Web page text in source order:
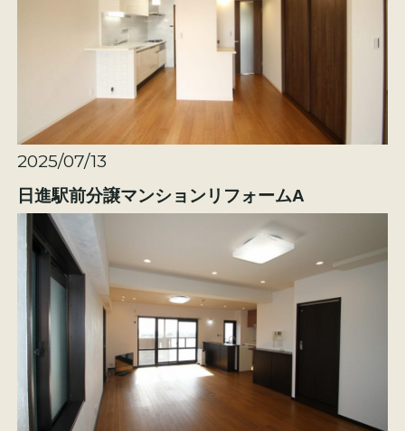
2025/07/13
日進駅前分譲マンションリフォームA